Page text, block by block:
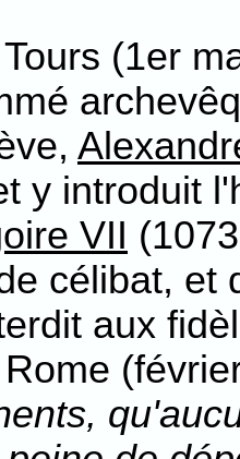
(1er
y introduit
VII
célibat, et
aux